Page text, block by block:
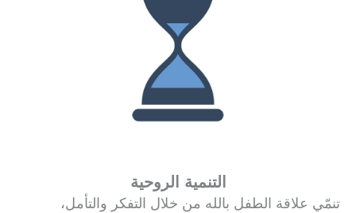
التنمية الروحية
تنمّي علاقة الطفل بالله من خلال التفكر والتأمل،